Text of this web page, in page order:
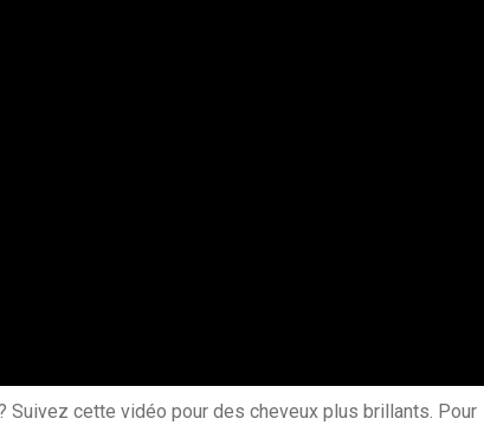
Suivez cette vidéo pour des cheveux plus brillants. Pour